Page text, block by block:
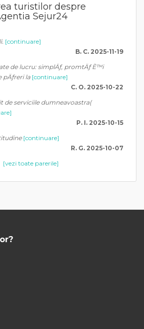
turistilor despre
Sejur24
[continuare]
B. C. 2025-11-19
de lucru: simplÄƒ, promtÄƒ È™i
pÄƒreri la [continuare]
C. O. 2025-10-22
de serviciile dumneavoastra(
P. I. 2025-10-15
[continuare]
R. G. 2025-10-07
[vezi toate parerile]